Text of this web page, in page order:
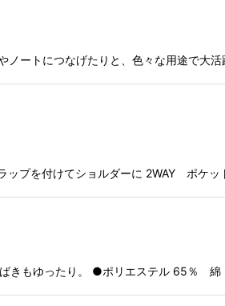
ノートにつなげたりと、色々な用途で大
ップを付けてショルダーに 2WAY ポケ
ばきもゆったり。 ●ポリエステル 65％